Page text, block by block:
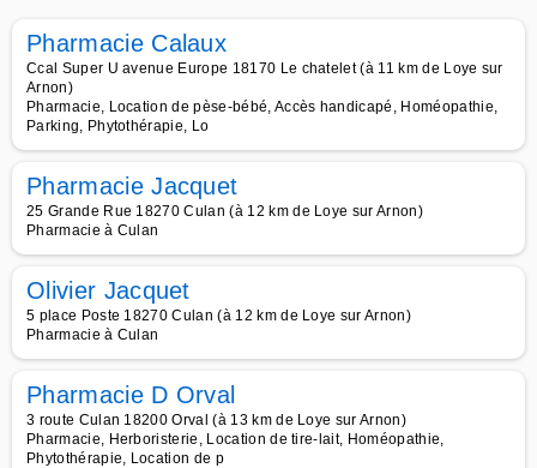
Pharmacie Calaux
Ccal Super U avenue Europe 18170 Le chatelet (à 11 km de Loye sur
Arnon)
Pharmacie, Location de pèse-bébé, Accès handicapé, Homéopathie,
Parking, Phytothérapie, Lo
Pharmacie Jacquet
25 Grande Rue 18270 Culan (à 12 km de Loye sur Arnon)
Pharmacie à Culan
Olivier Jacquet
5 place Poste 18270 Culan (à 12 km de Loye sur Arnon)
Pharmacie à Culan
Pharmacie D Orval
3 route Culan 18200 Orval (à 13 km de Loye sur Arnon)
Pharmacie, Herboristerie, Location de tire-lait, Homéopathie,
Phytothérapie, Location de p